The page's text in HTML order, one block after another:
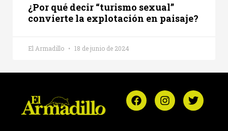
¿Por qué decir “turismo sexual”
convierte la explotación en paisaje?
El Armadillo 18 de junio de 2024